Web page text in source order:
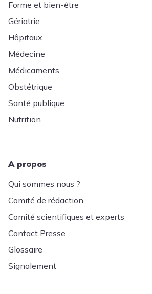
Forme et bien-être
Gériatrie
Hôpitaux
Médecine
Médicaments
Obstétrique
Santé publique
Nutrition
A propos
Qui sommes nous ?
Comité de rédaction
Comité scientifiques et experts
Contact Presse
Glossaire
Signalement